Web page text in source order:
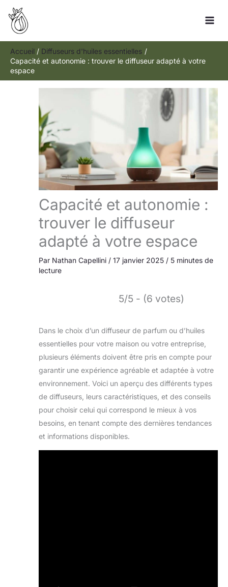
Aller
contenu
Accueil
Diffuseurs d'huiles essentielles
Capacité et autonomie : trouver le diffuseur adapté à votre
espace
Capacité et autonomie :
trouver le diffuseur
adapté à votre espace
Par Nathan Capellini / 17 janvier 2025 / 5 minutes de
lecture
5/5 - (6 votes)
Dans le choix d’un diffuseur de parfum ou d’huiles
essentielles pour votre maison ou votre entreprise,
plusieurs éléments doivent être pris en compte pour
garantir une expérience agréable et adaptée à votre
environnement. Voici un aperçu des différents types
de diffuseurs, leurs caractéristiques, et des conseils
pour choisir celui qui correspond le mieux à vos
besoins, en tenant compte des dernières tendances
et informations disponibles.
Rechercher